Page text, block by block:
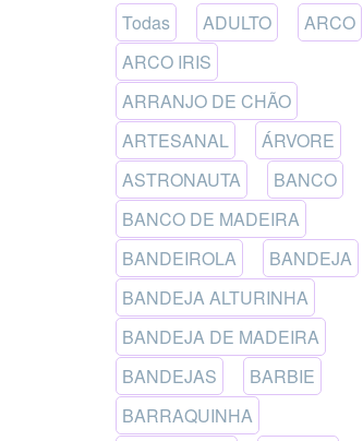
Todas
ADULTO
ARCO
ARCO IRIS
ARRANJO DE CHÃO
ARTESANAL
ÁRVORE
ASTRONAUTA
BANCO
BANCO DE MADEIRA
BANDEIROLA
BANDEJA
BANDEJA ALTURINHA
BANDEJA DE MADEIRA
BANDEJAS
BARBIE
BARRAQUINHA